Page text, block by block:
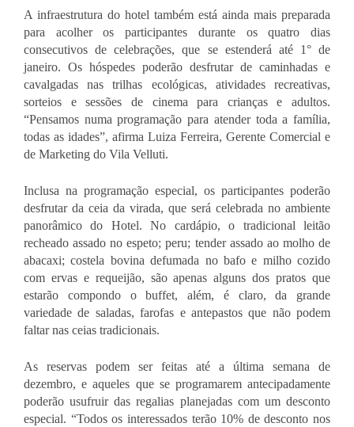
A infraestrutura do hotel também está ainda mais preparada
para acolher os participantes durante os quatro dias
consecutivos de celebrações, que se estenderá até 1° de
janeiro. Os hóspedes poderão desfrutar de caminhadas e
cavalgadas nas trilhas ecológicas, atividades recreativas,
sorteios e sessões de cinema para crianças e adultos.
“Pensamos numa programação para atender toda a família,
todas as idades”, afirma Luiza Ferreira, Gerente Comercial e
de Marketing do Vila Velluti.
Inclusa na programação especial, os participantes poderão
desfrutar da ceia da virada, que será celebrada no ambiente
panorâmico do Hotel. No cardápio, o tradicional leitão
recheado assado no espeto; peru; tender assado ao molho de
abacaxi; costela bovina defumada no bafo e milho cozido
com ervas e requeijão, são apenas alguns dos pratos que
estarão compondo o buffet, além, é claro, da grande
variedade de saladas, farofas e antepastos que não podem
faltar nas ceias tradicionais.
As reservas podem ser feitas até a última semana de
dezembro, e aqueles que se programarem antecipadamente
poderão usufruir das regalias planejadas com um desconto
especial. “Todos os interessados terão 10% de desconto nos